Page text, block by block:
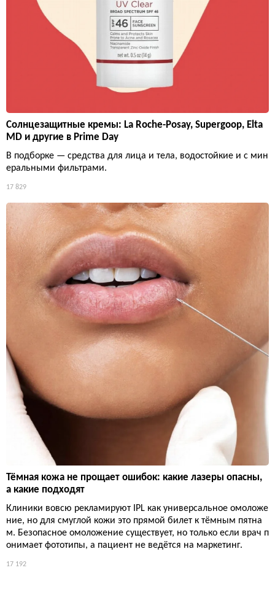
Солнцезащитные кремы: La Roche-Posay, Supergoop, Elta
MD и другие в Prime Day
В подборке — средства для лица и тела, водостойкие и с мин
еральными фильтрами.
17 829
Тёмная кожа не прощает ошибок: какие лазеры опасны,
а какие подходят
Клиники вовсю рекламируют IPL как универсальное омоложе
ние, но для смуглой кожи это прямой билет к тёмным пятна
м. Безопасное омоложение существует, но только если врач п
онимает фототипы, а пациент не ведётся на маркетинг.
17 192